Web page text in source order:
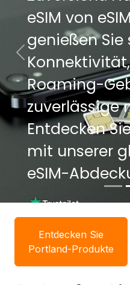
eSIM von
genießen
Roaming-
zuverlässige
Entdecken
mit unserer
eSIM-
Previous
Entdecken Sie
Portland-Produkte